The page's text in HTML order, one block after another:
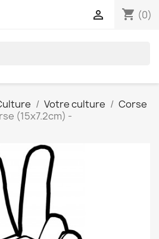
shopping_cart (0)

Votre culture
Corse
(15x7.2cm) -